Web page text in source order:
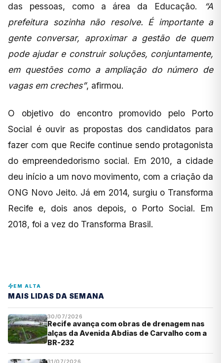
das pessoas, como a área da Educação.
“A
prefeitura sozinha não resolve. É importante a
gente conversar, aproximar a gestão de quem
pode ajudar e construir soluções, conjuntamente,
em questões como a ampliação do número de
vagas em creches”, afirmou.
O objetivo do encontro promovido pelo Porto
Social é ouvir as propostas dos candidatos para
fazer com que Recife continue sendo protagonista
do empreendedorismo social. Em 2010, a cidade
deu início a um novo movimento, com a criação da
ONG Novo Jeito. Já em 2014, surgiu o Transforma
Recife e, dois anos depois, o Porto Social. Em
2018, foi a vez do Transforma Brasil.
EM ALTA
MAIS LIDAS DA SEMANA
30/07/2026
Recife avança com obras de drenagem nas
alças da Avenida Abdias de Carvalho com a
BR-232
31/07/2026